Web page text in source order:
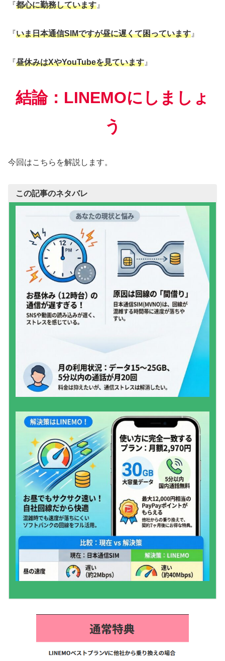
『都心に勤務しています 』
『いま日本通信SIMですが昼に遅くて困っています 』
『昼休みはXやYouTubeを見ています 』
結論：LINEMOにしましょ
う
今回はこちらを解説します。
この記事のネタバレ